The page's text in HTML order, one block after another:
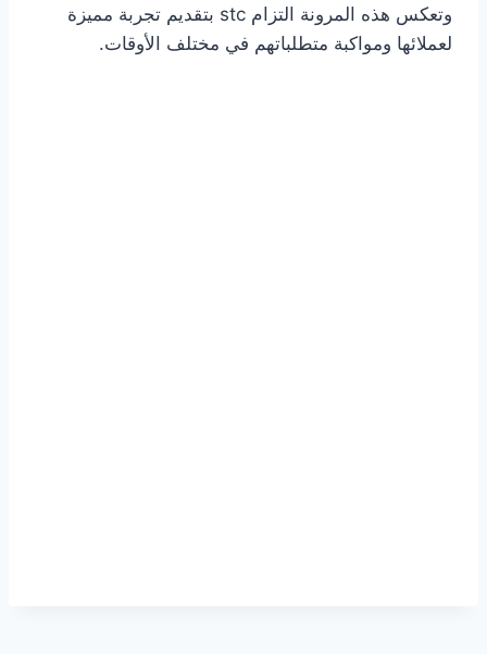
وتعكس هذه المرونة التزام stc بتقديم تجربة مميزة
لعملائها ومواكبة متطلباتهم في مختلف الأوقات.